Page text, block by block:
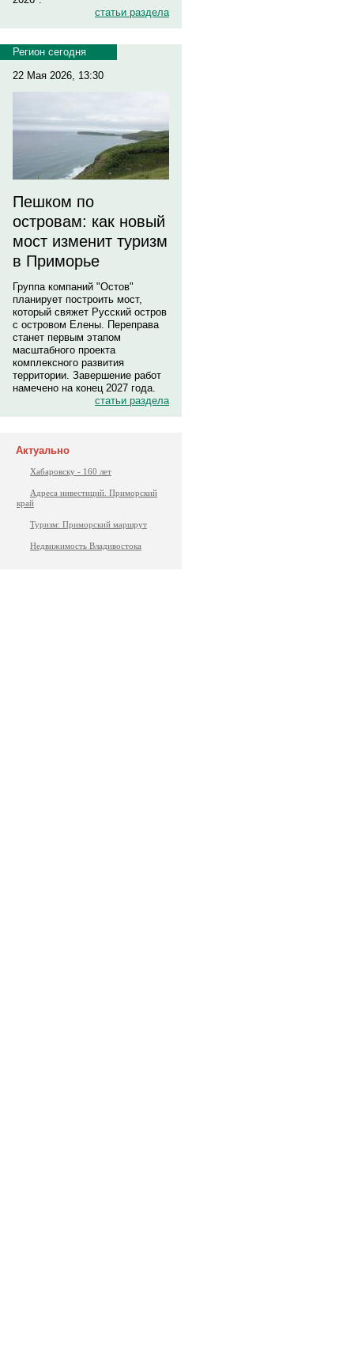
статьи раздела
Регион сегодня
22 Мая 2026, 13:30
Пешком по
островам: как новый
мост изменит туризм
в Приморье
Группа компаний "Остов"
планирует построить мост,
который свяжет Русский остров
с островом Елены. Переправа
станет первым этапом
масштабного проекта
комплексного развития
территории. Завершение работ
намечено на конец 2027 года.
статьи раздела
Актуально
Хабаровску - 160 лет
Адреса инвестиций. Приморский
край
Туризм: Приморский маршрут
Недвижимость Владивостока